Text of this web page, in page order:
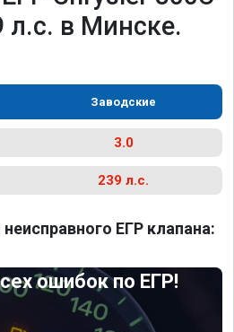
л.с. в Минске.
Заводские
3.0
239 л.с.
ЕГР клапана:
ошибок по ЕГР!